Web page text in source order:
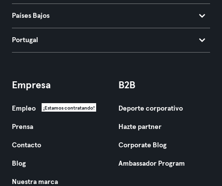
Países Bajos
Portugal
Empresa
Empleo ¡Estamos contratando!
Prensa
Contacto
Blog
Nuestra marca
B2B
Deporte corporativo
Hazte partner
Corporate Blog
Ambassador Program